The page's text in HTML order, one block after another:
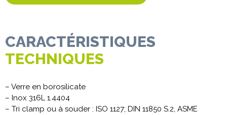
CARACTÉRISTIQUES
TECHNIQUES
– Verre en borosilicate
– Inox 316L 1.4404
– Tri clamp ou à souder : ISO 1127; DIN 11850 S.2, ASME